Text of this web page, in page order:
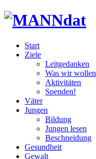
Start
Ziele
Leitgedanken
Was wir wollen
Aktivitäten
Spenden!
Väter
Jungen
Bildung
Jungen lesen
Beschneidung
Gesundheit
Gewalt